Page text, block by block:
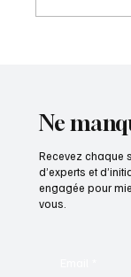
Ne
Recevez chaque
d’experts et
engagée pour
vous.